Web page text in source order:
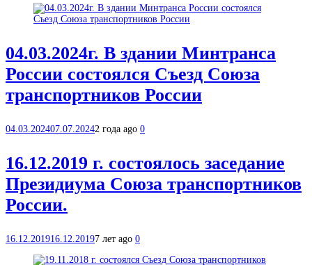
04.03.2024г. В здании Минтранса
России состоялся Съезд Союза
транспортников России
04.03.202407.07.20242 года ago 0
16.12.2019 г. состоялось заседание
Президиума Союза транспортников
России.
16.12.201916.12.20197 лет ago 0